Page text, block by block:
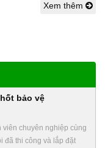
Xem thêm
bảo vệ
chuyên nghiệp cùng
đã thi công và lắp đặt